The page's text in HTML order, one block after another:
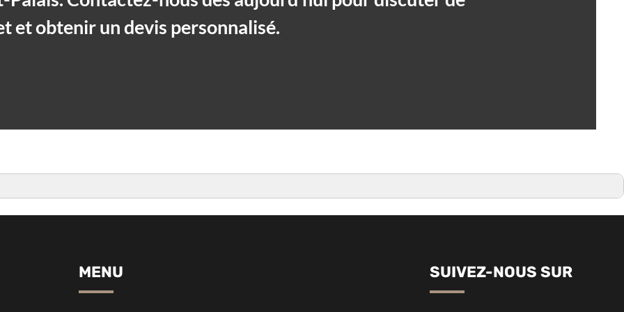
et obtenir un devis personnalisé.
MENU SUIVEZ-NOUS SUR